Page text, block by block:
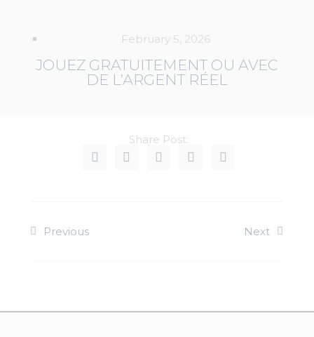
February 5, 2026
JOUEZ GRATUITEMENT OU AVEC
DE L’ARGENT RÉEL
Share Post:
Previous Next